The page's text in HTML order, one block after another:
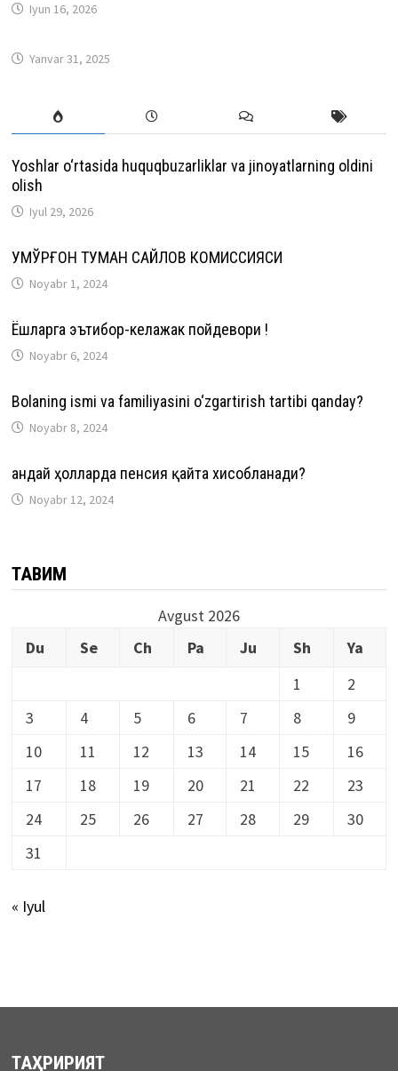
Iyun 16, 2026
Yanvar 31, 2025
Yoshlar o‘rtasida huquqbuzarliklar va jinoyatlarning oldini
olish
Iyul 29, 2026
ҚУМҚЎРҒОН ТУМАН САЙЛОВ КОМИССИЯСИ
Noyabr 1, 2024
Ёшларга эътибор-келажак пойдевори !
Noyabr 6, 2024
Bolaning ismi va familiyasini o‘zgartirish tartibi qanday?
Noyabr 8, 2024
Қандай ҳолларда пенсия қайта хисобланади?
Noyabr 12, 2024
ТАҚВИМ
Avgust 2026
Du
Se Ch Pa Ju Sh
Ya
1
2
3
4 5 6 7 8
9
10
11 12 13 14 15
16
17
18 19 20 21 22
23
24
25 26 27 28 29
30
31
« Iyul
ТАҲРИРИЯТ